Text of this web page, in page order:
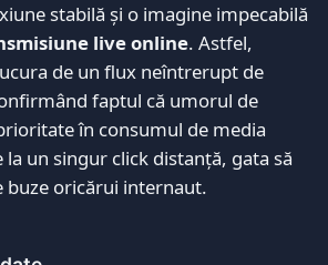
stabilă și o imagine impecabilă
live online. Astfel,
de un flux neîntrerupt de
faptul că umorul de
în consumul de media
un singur click distanță, gata să
buze oricărui internaut.